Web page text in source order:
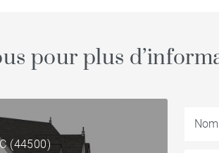
pour plus
(44500)